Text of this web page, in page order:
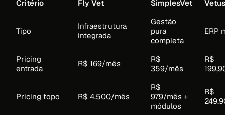
Critério Fly Vet SimplesVet Vetus
Tipo
Infraestrutura
integrada
Gestão
pura
completa
ERP
Pricing
entrada
R$ 169/mês
R$
359/mês
R$
Pricing topo R$ 4.500/mês
R$
979/mês +
módulos
R$